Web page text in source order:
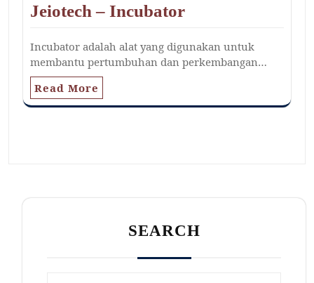
Jeiotech – Incubator
Incubator adalah alat yang digunakan untuk
membantu pertumbuhan dan perkembangan…
Read More
SEARCH